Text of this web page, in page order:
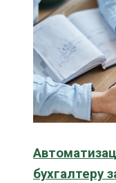
бухгалтеру